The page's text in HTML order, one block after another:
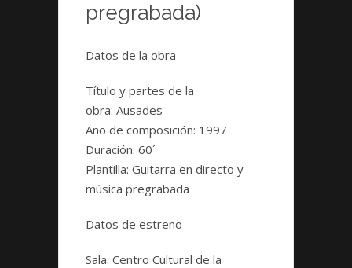
pregrabada)
Datos de la obra
Título y partes de la
obra: Ausades
Año de composición: 1997
Duración: 60´
Plantilla: Guitarra en directo y
música pregrabada
Datos de estreno
Sala: Centro Cultural de la